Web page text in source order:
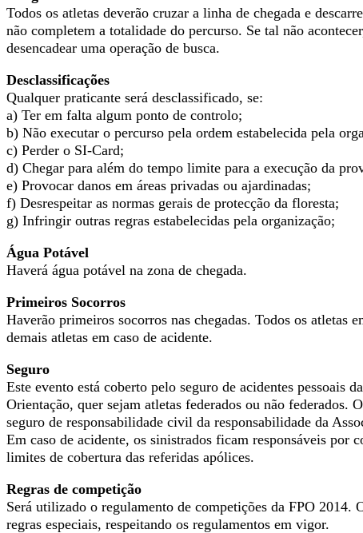
Todos os atletas deverão cruzar a linha de chegada e
não completem a totalidade do percurso. Se tal não
desencadear uma operação de busca.
Desclassificações
Qualquer praticante será desclassificado, se:
a) Ter em falta algum ponto de controlo;
b) Não executar o percurso pela ordem estabelecida pela
c) Perder o SI-Card;
d) Chegar para além do tempo limite para a execução da
e) Provocar danos em áreas privadas ou ajardinadas;
f) Desrespeitar as normas gerais de protecção da floresta;
g) Infringir outras regras estabelecidas pela organização;
Água Potável
Haverá água potável na zona de chegada.
Primeiros Socorros
Haverão primeiros socorros nas chegadas. Todos os atletas
demais atletas em caso de acidente.
Seguro
Este evento está coberto pelo seguro de acidentes pessoais
Orientação, quer sejam atletas federados ou não federados.
seguro de responsabilidade civil da responsabilidade da
Em caso de acidente, os sinistrados ficam responsáveis por
limites de cobertura das referidas apólices.
Regras de competição
Será utilizado o regulamento de competições da FPO 2014.
regras especiais, respeitando os regulamentos em vigor.